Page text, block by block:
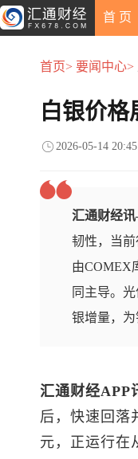
首 页
首页> 要闻中心>
白银价
2026-05-14
汇通财经
韧性，当
由COMEX
同主导。
银增量，为
汇通财经
后，快速回落
元，正运行在